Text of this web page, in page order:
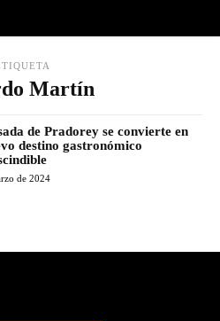
Martín
de Pradorey se convierte en
destino gastronómico
de 2024